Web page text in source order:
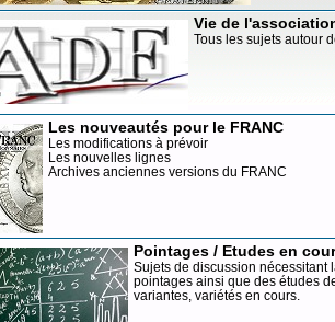
Vie de
Tous les sujets autour
Les nouveautés pour le FRANC
Les modifications à prévoir
Les nouvelles lignes
Archives anciennes versions du FRANC
Pointages / Etudes en
Sujets de discussion nécessitant
pointages ainsi que des études
variantes, variétés en cours.